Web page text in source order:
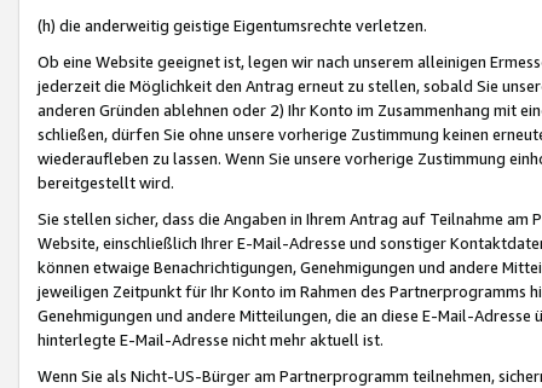
(h) die anderweitig geistige Eigentumsrechte verletzen.
Ob eine Website geeignet ist, legen wir nach unserem alleinigen
jederzeit die Möglichkeit den Antrag erneut zu stellen, sobald Sie
anderen Gründen ablehnen oder 2) Ihr Konto im Zusammenhang mit
schließen, dürfen Sie ohne unsere vorherige Zustimmung keinen
wiederaufleben zu lassen. Wenn Sie unsere vorherige Zustimmung
bereitgestellt wird.
Sie stellen sicher, dass die Angaben in Ihrem Antrag auf Teilnahme
Website, einschließlich Ihrer E-Mail-Adresse und sonstiger
können etwaige Benachrichtigungen, Genehmigungen und andere
jeweiligen Zeitpunkt für Ihr Konto im Rahmen des Partnerprogramms
Genehmigungen und andere Mitteilungen, die an diese E-Mail-
hinterlegte E-Mail-Adresse nicht mehr aktuell ist.
Wenn Sie als Nicht-US-Bürger am Partnerprogramm teilnehmen,